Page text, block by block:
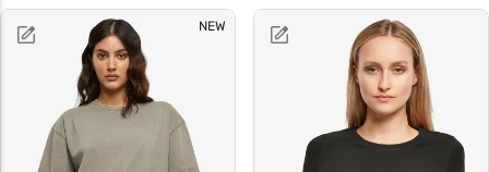
NEW